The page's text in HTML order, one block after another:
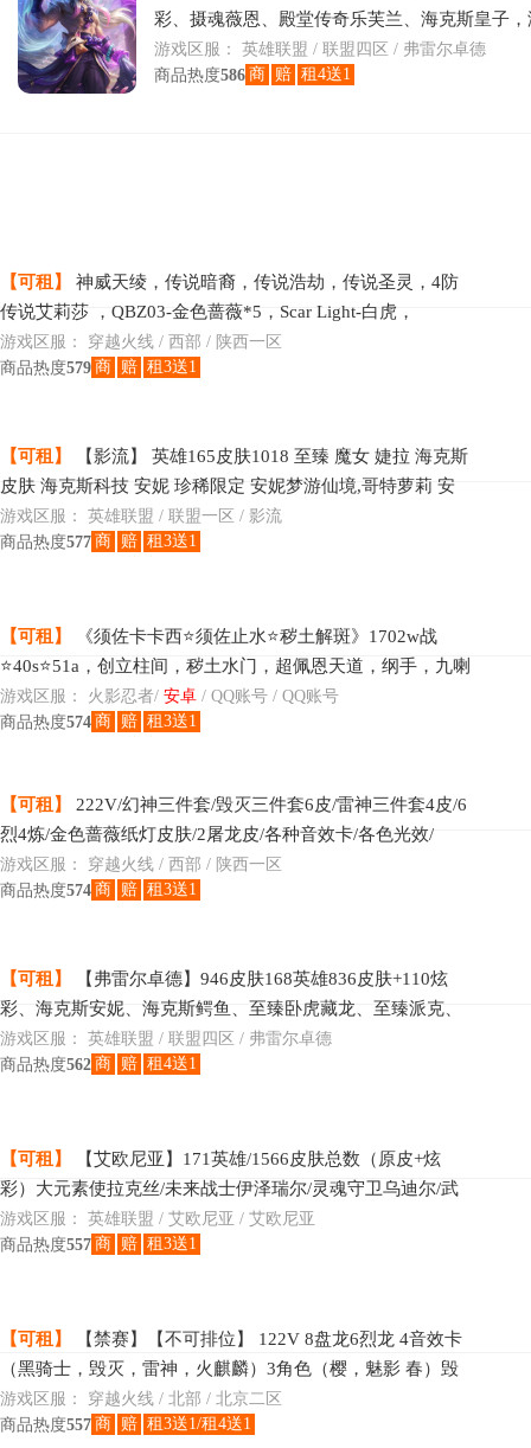
彩、摄魂薇恩、殿堂传奇乐芙兰、海克斯皇子
人、海克斯波比、海克斯卡萨丁、海克斯鳄鱼
游戏区服： 英雄联盟 / 联盟四区 / 弗雷尔卓德
商品热度586 商 赔 租4送1
【可租】
神威天绫，传说暗裔，传说浩劫，传说圣灵，4防
传说艾莉莎 ，QBZ03-金色蔷薇*5，Scar Light-白虎，
HK417-朱雀，M4A1-青龙，M200-幻神
游戏区服： 穿越火线 / 西部 / 陕西一区
商品热度579 商 赔 租3送1
【可租】
【影流】 英雄165皮肤1018 至臻 魔女 婕拉 海克斯
皮肤 海克斯科技 安妮 珍稀限定 安妮梦游仙境,哥特萝莉 安
妮,创星之灵 璐璐,舞会公主 安妮 年限皮
游戏区服： 英雄联盟 / 联盟一区 / 影流
商品热度577 商 赔 租3送1
【可租】
《须佐卡卡西⭐须佐止水⭐秽土解斑》1702w战
⭐40s⭐51a，创立柱间，秽土水门，超佩恩天道，纲手，九喇
鸣人，永恒万花筒宇智波佐助，忍战樱，自来也，仙人自来
也
游戏区服： 火影忍者/ 安卓 / QQ账号 / QQ账号
商品热度574 商 赔 租3送1
【可租】
222V/幻神三件套/毁灭三件套6皮/雷神三件套4皮/6
烈4炼/金色蔷薇纸灯皮肤/2屠龙皮/各种音效卡/各色光效/
游戏区服： 穿越火线 / 西部 / 陕西一区
商品热度574 商 赔 租3送1
【可租】
【弗雷尔卓德】946皮肤168英雄836皮肤+110炫
彩、海克斯安妮、海克斯鳄鱼、至臻卧虎藏龙、至臻派克、
至臻李青、至臻剑圣、至臻腕豪、至臻永恩、至臻艾克、至
臻
游戏区服： 英雄联盟 / 联盟四区 / 弗雷尔卓德
商品热度562 商 赔 租4送1
【可租】
【艾欧尼亚】171英雄/1566皮肤总数（原皮+炫
彩）大元素使拉克丝/未来战士伊泽瑞尔/灵魂守卫乌迪尔/武
装战姬厄运小姐/至臻神龙尊者炎龙瑟提/至臻源计划逆流塞
游戏区服： 英雄联盟 / 艾欧尼亚 / 艾欧尼亚
商品热度557 商 赔 租3送1
【可租】
【禁赛】【不可排位】 122V 8盘龙6烈龙 4音效卡
（黑骑士，毁灭，雷神，火麒麟）3角色（樱，魅影 春）毁
灭-星空 CFS-火麒麟 无影-耀金皮肤 黑骑士耀金
游戏区服： 穿越火线 / 北部 / 北京二区
商品热度557 商 赔 租3送1/租4送1